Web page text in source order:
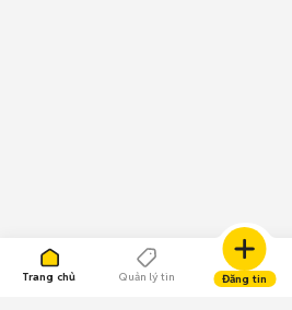
Trang chủ Quản lý tin Đăng tin